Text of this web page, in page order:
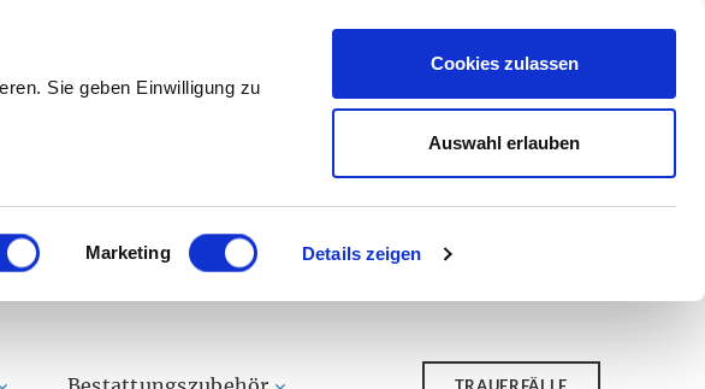
Sie geben Einwilligung zu
Marketing Details zeigen
Cookies zulassen
Auswahl erlauben